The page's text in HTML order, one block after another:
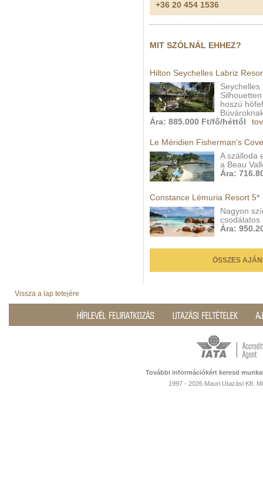
+36 20 454 1536
MIT SZÓLNÁL EHHEZ?
Hilton Seychelles Labriz
hoszú
Ára: 885.000 Ft/fő/héttől
Le Méridien Fisherman's
A szálloda
a Beau
Ára:
Constance Lémuria Resort 5*
Nagyon
csodálatos
Ára:
ÖSSZES
Vissza a lap tetejére
További információkért keresd
1997 - 2026 Mauri Utazási Kft.